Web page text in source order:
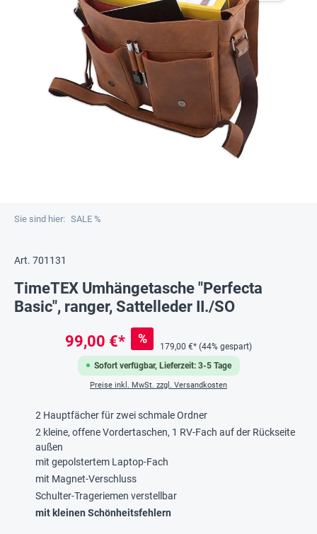
Sie sind hier: SALE %
Art. 701131
TimeTEX Umhängetasche "Perfecta
Basic", ranger, Sattelleder II./SO
Sofort verfügbar, Lieferzeit: 3-5 Tage
99,00 €* %
179,00 €* (44% gespart)
Preise inkl. MwSt. zzgl. Versandkosten
2 Hauptfächer für zwei schmale Ordner
2 kleine, offene Vordertaschen, 1 RV-Fach auf der Rückseite
außen
mit gepolstertem Laptop-Fach
mit Magnet-Verschluss
Schulter-Trageriemen verstellbar
mit kleinen Schönheitsfehlern